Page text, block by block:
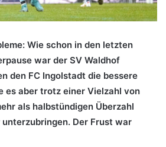
Wie schon in den letzten
war der SV Waldhof
den FC Ingolstadt die bessere
es aber trotz einer Vielzahl von
als halbstündigen Überzahl
Der Frust war